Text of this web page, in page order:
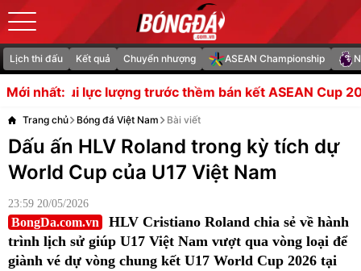
Lịch thi đấu Kết quả Chuyển nhượng ASEAN Championship
Mới nhất:
thềm bán kết ASEAN Cup 2026 Fenerbahce đạt
Trang chủ Bóng đá Việt Nam Bài viết
Dấu ấn HLV Roland trong kỳ tích dự
World Cup của U17 Việt Nam
23:59 20/05/2026
BongDa.com.vn
HLV Cristiano Roland chia sẻ về hành
trình lịch sử giúp U17 Việt Nam vượt qua vòng loại để
giành vé dự vòng chung kết U17 World Cup 2026 tại